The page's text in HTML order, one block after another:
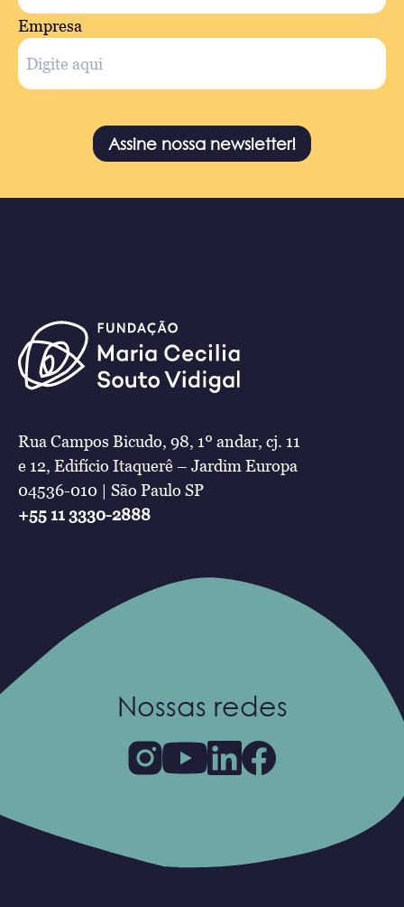
Empresa
Assine nossa newsletter!
Rua Campos Bicudo, 98, 1º andar, cj. 11
e 12, Edifício Itaquerê – Jardim Europa
04536-010 | São Paulo SP
+55 11 3330-2888
Nossas redes